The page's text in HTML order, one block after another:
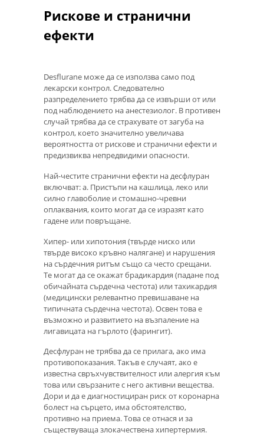
Рискове и странични
ефекти
Desflurane може да се използва само под
лекарски контрол. Следователно
разпределението трябва да се извърши от или
под наблюдението на анестезиолог. В противен
случай трябва да се страхувате от загуба на
контрол, което значително увеличава
вероятността от рискове и странични ефекти и
предизвиква непредвидими опасности.
Най-честите странични ефекти на десфлуран
включват: а. Пристъпи на кашлица, леко или
силно главоболие и стомашно-чревни
оплаквания, които могат да се изразят като
гадене или повръщане.
Хипер- или хипотония (твърде ниско или
твърде високо кръвно налягане) и нарушения
на сърдечния ритъм също са често срещани.
Те могат да се окажат брадикардия (падане под
обичайната сърдечна честота) или тахикардия
(медицински релевантно превишаване на
типичната сърдечна честота). Освен това е
възможно и развитието на възпаление на
лигавицата на гърлото (фарингит).
Десфлуран не трябва да се прилага, ако има
противопоказания. Такъв е случаят, ако е
известна свръхчувствителност или алергия към
това или свързаните с него активни вещества.
Дори и да е диагностициран риск от коронарна
болест на сърцето, има обстоятелство,
противно на приема. Това се отнася и за
съществуваща злокачествена хипертермия.